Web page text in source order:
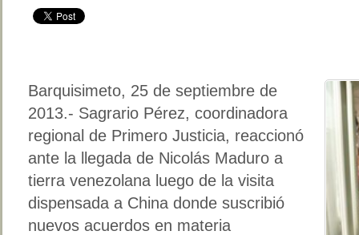
Barquisimeto, 25 de septiembre de
2013.- Sagrario Pérez, coordinadora
regional de Primero Justicia, reaccionó
ante la llegada de Nicolás Maduro a
tierra venezolana luego de la visita
dispensada a China donde suscribió
nuevos acuerdos en materia